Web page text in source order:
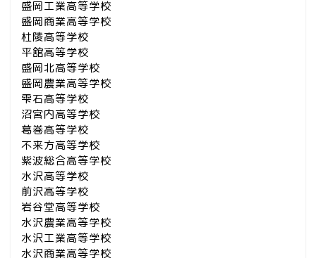
盛岡工業高等学校
盛岡商業高等学校
杜陵高等学校
平舘高等学校
盛岡北高等学校
盛岡農業高等学校
雫石高等学校
沼宮内高等学校
葛巻高等学校
不来方高等学校
紫波総合高等学校
水沢高等学校
前沢高等学校
岩谷堂高等学校
水沢農業高等学校
水沢工業高等学校
水沢商業高等学校